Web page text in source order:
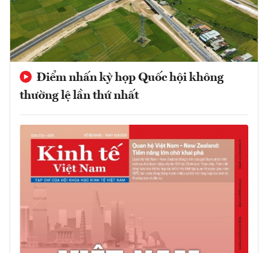
Điểm nhấn kỳ họp Quốc hội không
thường lệ lần thứ nhất